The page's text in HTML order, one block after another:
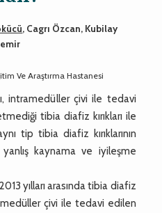
, Cagrı Özcan, Kubilay
Ve Araştırma Hastanesi
intramedüller çivi ile tedavi
tibia diafiz kırıkları ile
tip tibia diafiz kırıklarının
kaynama ve iyileşme
yılları arasında tibia diafiz
çivi ile tedavi edilen